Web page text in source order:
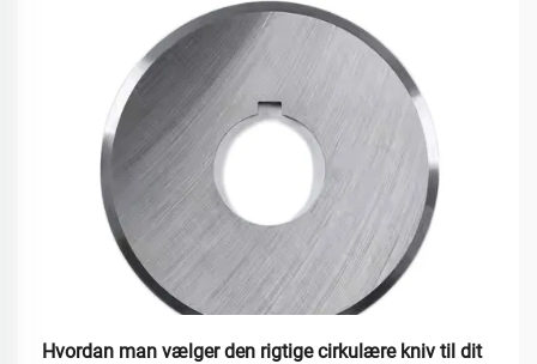
Hvordan man vælger den rigtige cirkulære kniv til dit